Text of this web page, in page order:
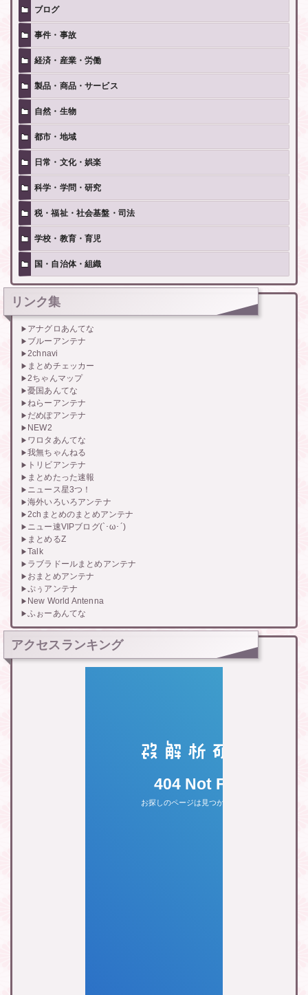
ブログ
事件・事故
経済・産業・労働
製品・商品・サービス
自然・生物
都市・地域
日常・文化・娯楽
科学・学問・研究
税・福祉・社会基盤・司法
学校・教育・育児
国・自治体・組織
リンク集
アナグロあんてな
ブルーアンテナ
2chnavi
まとめチェッカー
2ちゃんマップ
憂国あんてな
ねらーアンテナ
だめぽアンテナ
NEW2
ワロタあんてな
我無ちゃんねる
トリビアンテナ
まとめたった速報
ニュース星3つ！
海外いろいろアンテナ
2chまとめのまとめアンテナ
ニュー速VIPブログ(`･ω･´)
まとめるZ
Talk
ラブラドールまとめアンテナ
おまとめアンテナ
ぷぅアンテナ
New World Antenna
ふぉーあんてな
アクセスランキング